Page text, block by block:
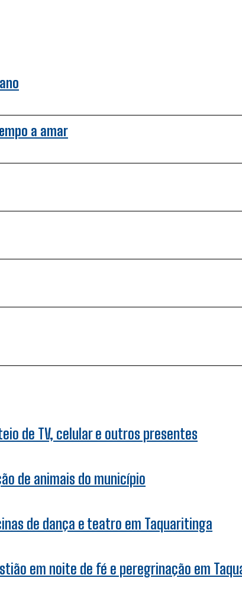
a amar
de TV, celular e outros presentes
de animais do município
de dança e teatro em Taquaritinga
em noite de fé e peregrinação em